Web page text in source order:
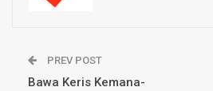
PREV POST
Bawa Keris Kemana-